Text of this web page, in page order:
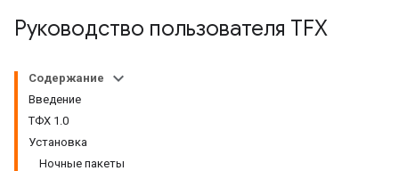
Руководство пользователя TFX
Содержание
Введение
ТФХ 1.0
Установка
Ночные пакеты